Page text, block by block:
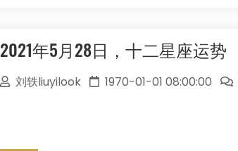
2021年5月28日，十二星座运势
刘轶liuyilook 1970-01-01 08:00:00